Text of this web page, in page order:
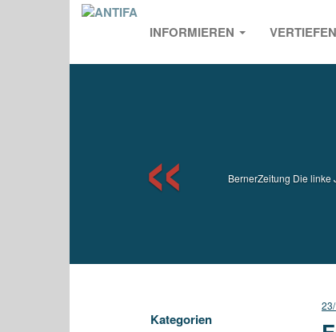
INFORMIEREN VERTIEFEN
BernerZeitung Die linke
Kategorien